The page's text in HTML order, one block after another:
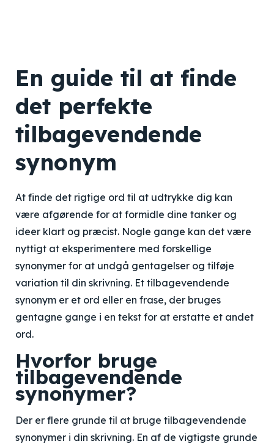
En guide til at finde
det perfekte
tilbagevendende
synonym
At finde det rigtige ord til at udtrykke dig kan
være afgørende for at formidle dine tanker og
ideer klart og præcist. Nogle gange kan det være
nyttigt at eksperimentere med forskellige
synonymer for at undgå gentagelser og tilføje
variation til din skrivning. Et tilbagevendende
synonym er et ord eller en frase, der bruges
gentagne gange i en tekst for at erstatte et andet
ord.
Hvorfor bruge
tilbagevendende
synonymer?
Der er flere grunde til at bruge tilbagevendende
synonymer i din skrivning. En af de vigtigste grunde